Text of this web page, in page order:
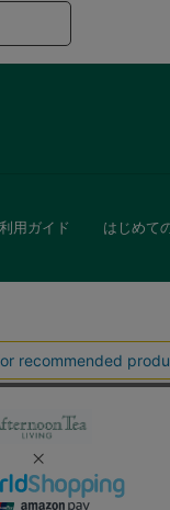
用ガイド はじめて